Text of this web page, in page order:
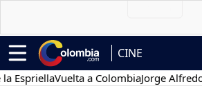
CINE
Vuelta a ColombiaJorge Alfredo